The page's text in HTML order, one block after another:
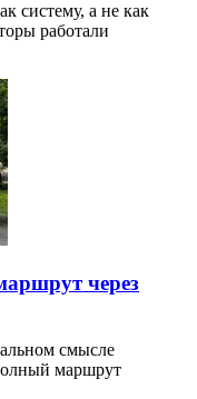
систему, а не как
работали
через
смысле
маршрут